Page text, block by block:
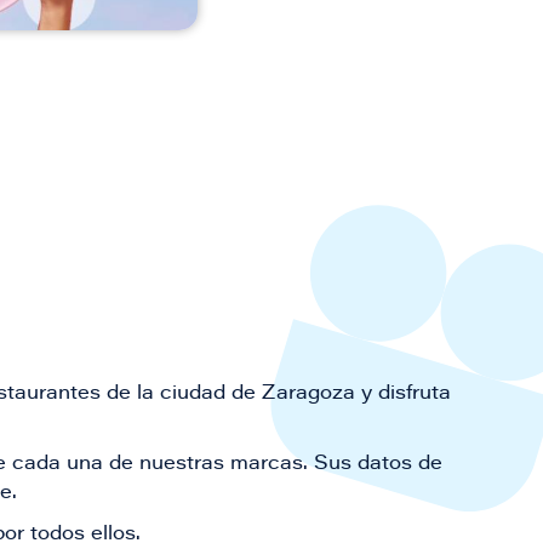
de la ciudad de Zaragoza y disfruta
una de nuestras marcas. Sus datos de
todos ellos.